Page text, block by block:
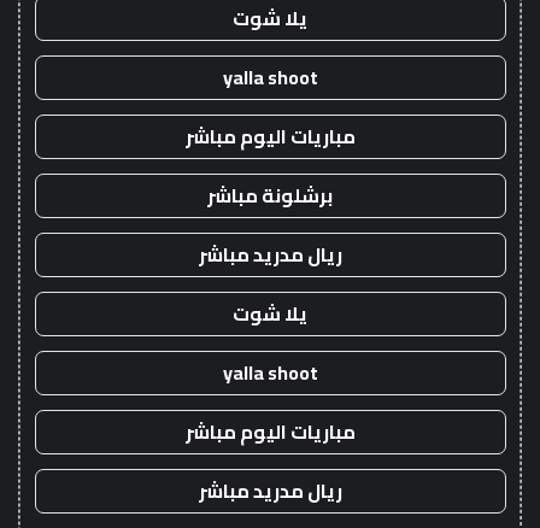
يلا شوت
yalla shoot
مباريات اليوم مباشر
برشلونة مباشر
ريال مدريد مباشر
يلا شوت
yalla shoot
مباريات اليوم مباشر
ريال مدريد مباشر